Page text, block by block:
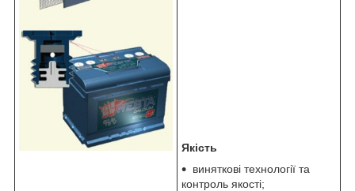
Якість
виняткові технології та
контроль якості;